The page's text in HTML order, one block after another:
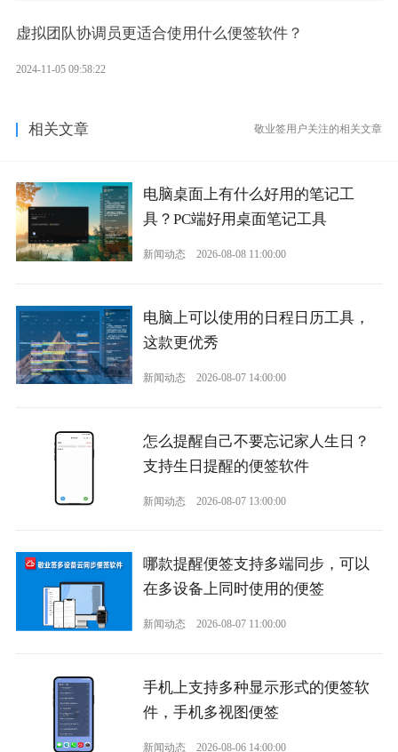
虚拟团队协调员更适合使用什么便签软件？
2024-11-05 09:58:22
相关文章 敬业签用户关注的相关文章
电脑桌面上有什么好用的笔记工
具？PC端好用桌面笔记工具
新闻动态 2026-08-08 11:00:00
电脑上可以使用的日程日历工具，
这款更优秀
新闻动态 2026-08-07 14:00:00
怎么提醒自己不要忘记家人生日？
支持生日提醒的便签软件
新闻动态 2026-08-07 13:00:00
哪款提醒便签支持多端同步，可以
在多设备上同时使用的便签
新闻动态 2026-08-07 11:00:00
手机上支持多种显示形式的便签软
件，手机多视图便签
新闻动态 2026-08-06 14:00:00